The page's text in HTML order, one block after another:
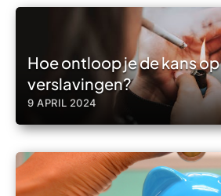
Hoe ontloop je de kans op
verslavingen?
9 APRIL 2024